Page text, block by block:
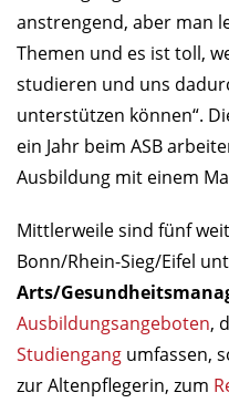
anstrengend, aber man
Themen und es ist toll,
studieren und uns
unterstützen können“.
ein Jahr beim ASB
Ausbildung mit einem
Mittlerweile sind fünf
Bonn/Rhein-Sieg/Eifel
Arts/
Ausbildungsangeboten,
Studiengang umfassen,
zur Altenpflegerin, zum